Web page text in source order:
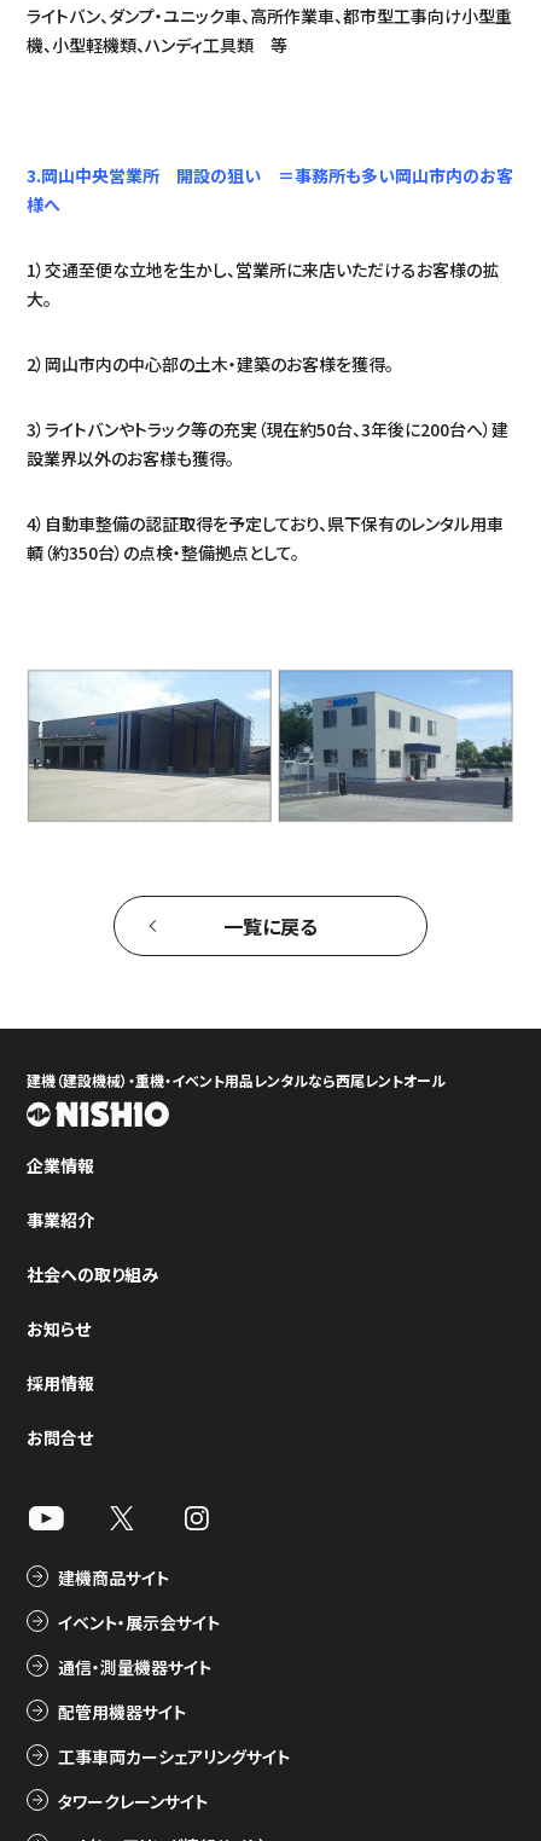
ライトバン、ダンプ・ユニック車、高所作業車、都市型工事向け小型重
機、小型軽機類、ハンディ工具類 等
3.岡山中央営業所 開設の狙い ＝事務所も多い岡山市内のお客
様へ
1）交通至便な立地を生かし、営業所に来店いただけるお客様の拡
大。
2）岡山市内の中心部の土木・建築のお客様を獲得。
3）ライトバンやトラック等の充実（現在約50台、3年後に200台へ）建
設業界以外のお客様も獲得。
4）自動車整備の認証取得を予定しており、県下保有のレンタル用車
輌（約350台）の点検・整備拠点として。
一覧に戻る
建機（建設機械）・重機・イベント用品レンタルなら西尾レントオール
企業情報
事業紹介
社会への取り組み
お知らせ
採用情報
お問合せ
建機商品サイト
イベント・展示会サイト
通信・測量機器サイト
配管用機器サイト
工事車両カーシェアリングサイト
タワークレーンサイト